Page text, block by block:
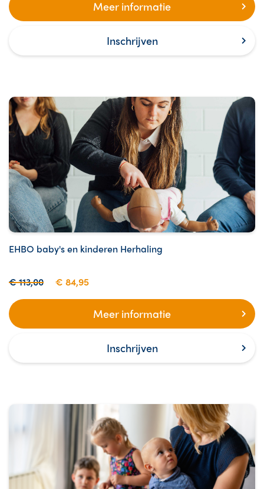
Meer informatie
Inschrijven
EHBO baby's en kinderen Herhaling
€ 113,00 € 84,95
Meer informatie
Inschrijven